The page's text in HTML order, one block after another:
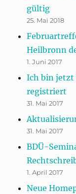
gültig
25. Mai 2018
Heilbronn
1. Juni 2017
Ich bin jetzt
registriert
31. Mai 2017
31. Mai 2017
BDÜ-
1. April 2017
Neue